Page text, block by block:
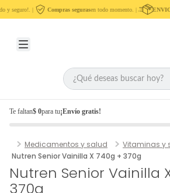
y seguro!. | Compras segurasen todo momento. |
Te faltan$ 0para tu¡Envío gratis!
Medicamentos y salud
Vitaminas y
Nutren Senior Vainilla X 740g + 370g
Nutren Senior Vainilla
370g